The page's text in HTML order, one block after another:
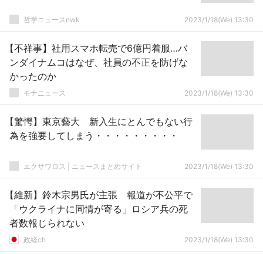
哲学ニュースnwk 2023/1/18(We) 13:30
【不祥事】社用スマホ転売で6億円着服…バ
ンダイナムコはなぜ、社員の不正を防げな
かったのか
モナニュース 2023/1/18(We) 13:30
【驚愕】東京藝大 新入生にとんでもない行
為を強要してしまう・・・・・・・・・
エクサワロス | ニュースまとめサイト 2023/1/18(We) 13:30
【維新】鈴木宗男氏が主張 報道が不公平で
「ウクライナに同情が寄る」ロシア兵の死
者数報じられない
政経ch 2023/1/18(We) 13:30